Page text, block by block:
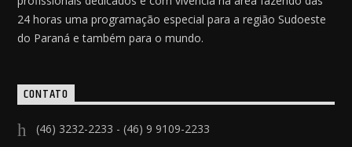
24 horas uma programação especial para a região Sudoeste
do Paraná e também para o mundo.
CONTATO
(46) 3232-2233 - (46) 9 9109-2233